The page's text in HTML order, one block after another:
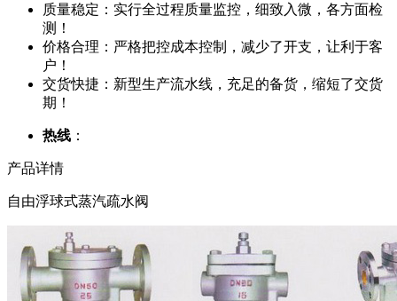
质量稳定：实行全过程质量监控，细致入微，各方面检
测！
价格合理：严格把控成本控制，减少了开支，让利于客
户！
交货快捷：新型生产流水线，充足的备货，缩短了交货
期！
热线 ：
产品详情
自由浮球式蒸汽疏水阀